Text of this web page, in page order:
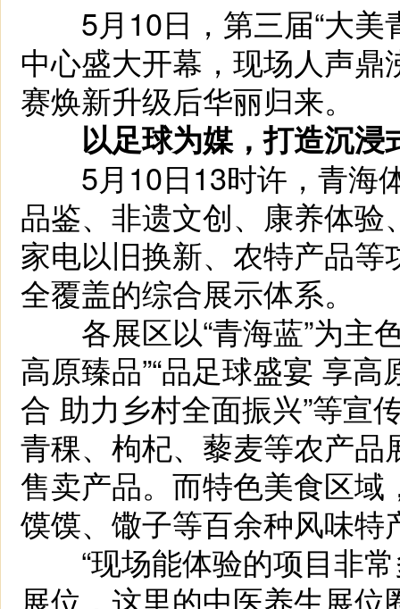
5月10日，第三届“大美
中心盛大开幕，现场人声
赛焕新升级后华丽归来。
以足球为媒，打造沉浸
5月10日13时许，青海
品鉴、非遗文创、康养体
家电以旧换新、农特产品
全覆盖的综合展示体系。
各展区以“青海蓝”为主
高原臻品”“品足球盛宴 享
合 助力乡村全面振兴”等宣
青稞、枸杞、藜麦等农产
售卖产品。而特色美食区
馍馍、馓子等百余种风味
“现场能体验的项目非常
展位，这里的中医养生展